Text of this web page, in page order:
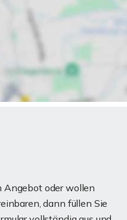
Angebot oder wollen
dann füllen Sie